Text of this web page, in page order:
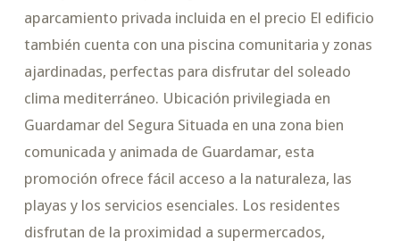
aparcamiento privada incluida en el precio El edificio
también cuenta con una piscina comunitaria y zonas
ajardinadas, perfectas para disfrutar del soleado
clima mediterráneo. Ubicación privilegiada en
Guardamar del Segura Situada en una zona bien
comunicada y animada de Guardamar, esta
promoción ofrece fácil acceso a la naturaleza, las
playas y los servicios esenciales. Los residentes
disfrutan de la proximidad a supermercados,